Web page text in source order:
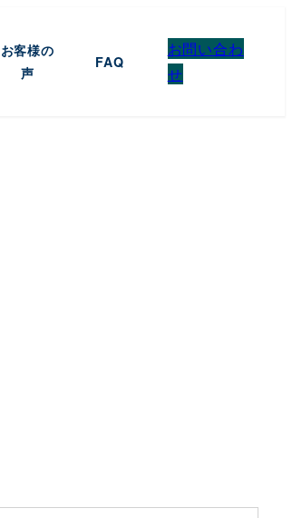
お客様の
声
FAQ
お問い合わ
せ